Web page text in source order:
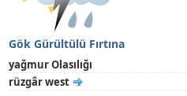
Gök Gürültülü Fırtına
yağmur Olasılığı
rüzgâr west